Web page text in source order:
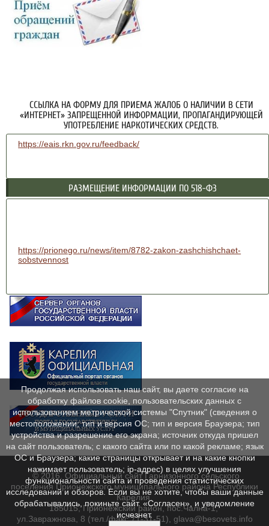
ССЫЛКА НА ФОРМУ ДЛЯ ПРИЕМА ЖАЛОБ О НАЛИЧИИ В СЕТИ
«ИНТЕРНЕТ» ЗАПРЕЩЕННОЙ ИНФОРМАЦИИ, ПРОПАГАНДИРУЮЩЕЙ
УПОТРЕБЛЕНИЕ НАРКОТИЧЕСКИХ СРЕДСТВ.
https://eais.rkn.gov.ru/feedback/
РАЗМЕЩЕНИЕ ИНФОРМАЦИИ ПО 518-ФЗ
https://prionego.ru/news/item/8782-zakon-zashchishchaet-
sobstvennost
© 2016. Официальный сайт Гарнизонного сельского
поселения Прионежского муниципального района Республики
Карелия.
185015, Прионежский район, пос.Чална-1,
ул.Завражнова, 8 (тел./факс 71-31-51), glava@besovets.info
Продолжая использовать наш сайт, вы даете согласие на
обработку файлов cookie, пользовательских данных с
использованием метрической системы "Спутник" (сведения о
местоположении; тип и версия ОС; тип и версия Браузера; тип
устройства и разрешение его экрана; источник откуда пришел
на сайт пользователь; с какого сайта или по какой рекламе; язык
ОС и Браузера; какие страницы открывает и на какие кнопки
нажимает пользователь; ip-адрес) в целях улучшения
функциональности сайта и проведения статистических
исследований и обзоров. Если вы не хотите, чтобы ваши данные
обрабатывались, покиньте сайт. «Согласен», и уведомление
исчезнет.